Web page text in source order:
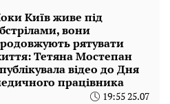
Київ живе під
вони
рятувати
Тетяна Мостепан
відео до Дня
працівника
19:55 25.07